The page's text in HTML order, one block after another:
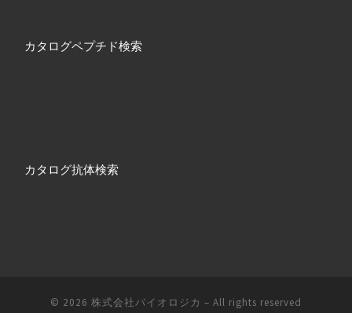
カタログペプチド検索
カタログ抗体検索
© 2026 株式会社バイオロジカ – All rights reserved